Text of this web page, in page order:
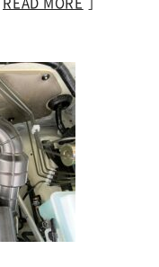
READ MORE